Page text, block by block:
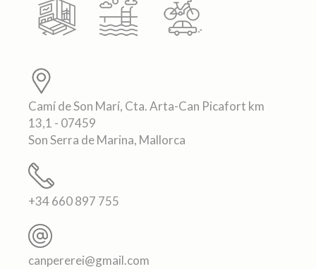
Camí de Son Marí, Cta. Arta-Can Picafort km
13,1 - 07459
Son Serra de Marina, Mallorca
+34 660 897 755
canpererei@gmail.com